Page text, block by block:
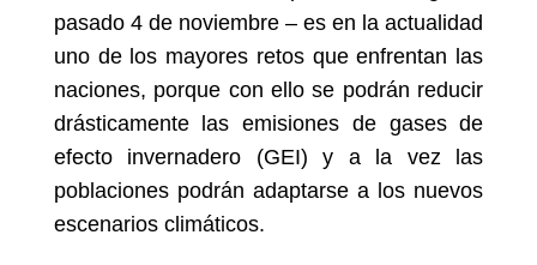
pasado 4 de noviembre – es en la actualidad
uno de los mayores retos que enfrentan las
naciones, porque con ello se podrán reducir
drásticamente las emisiones de gases de
efecto invernadero (GEI) y a la vez las
poblaciones podrán adaptarse a los nuevos
escenarios climáticos.